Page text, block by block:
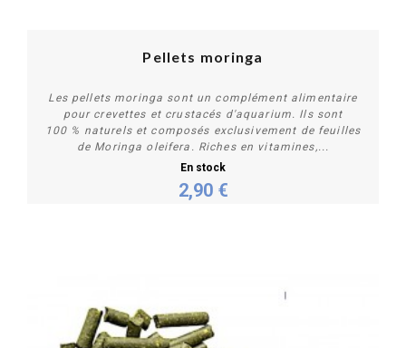
Personnaliser
Pellets moringa
Les pellets moringa sont un complément alimentaire
pour crevettes et crustacés d'aquarium. Ils sont
100 % naturels et composés exclusivement de feuilles
de Moringa oleifera. Riches en vitamines,...
En stock
2,90 €